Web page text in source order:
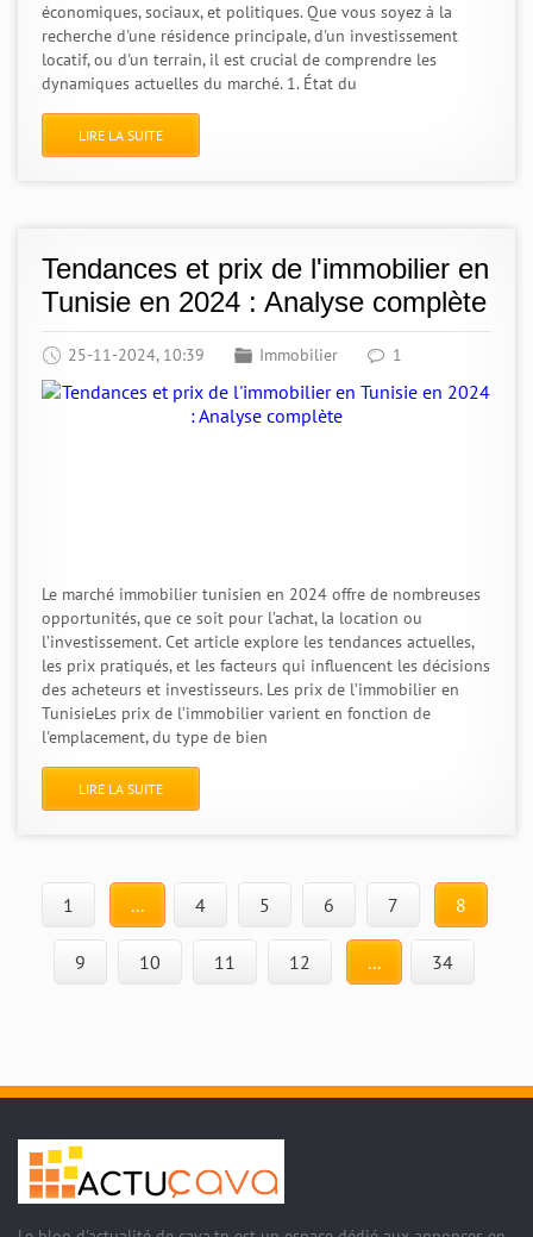
économiques, sociaux, et politiques. Que vous soyez à la
recherche d'une résidence principale, d'un investissement
locatif, ou d'un terrain, il est crucial de comprendre les
dynamiques actuelles du marché. 1. État du
LIRE LA SUITE
Tendances et prix de l'immobilier en
Tunisie en 2024 : Analyse complète
25-11-2024, 10:39 Immobilier 1
Le marché immobilier tunisien en 2024 offre de nombreuses
opportunités, que ce soit pour l’achat, la location ou
l’investissement. Cet article explore les tendances actuelles,
les prix pratiqués, et les facteurs qui influencent les décisions
des acheteurs et investisseurs. Les prix de l’immobilier en
TunisieLes prix de l’immobilier varient en fonction de
l'emplacement, du type de bien
LIRE LA SUITE
1 ... 4 5 6 7 8
9 10 11 12 ... 34